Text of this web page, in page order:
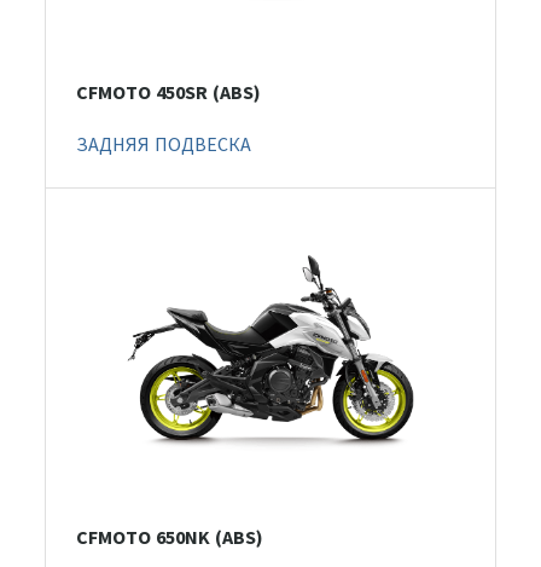
CFMOTO 450SR (ABS)
ЗАДНЯЯ ПОДВЕСКА
CFMOTO 650NK (ABS)